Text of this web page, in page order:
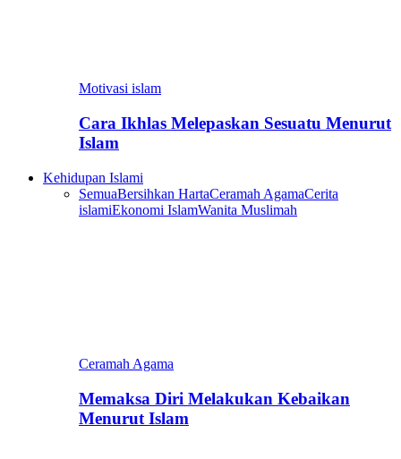
Motivasi islam
Cara Ikhlas Melepaskan Sesuatu Menurut
Islam
Kehidupan Islami
SemuaBersihkan HartaCeramah AgamaCerita
islamiEkonomi IslamWanita Muslimah
Ceramah Agama
Memaksa Diri Melakukan Kebaikan
Menurut Islam